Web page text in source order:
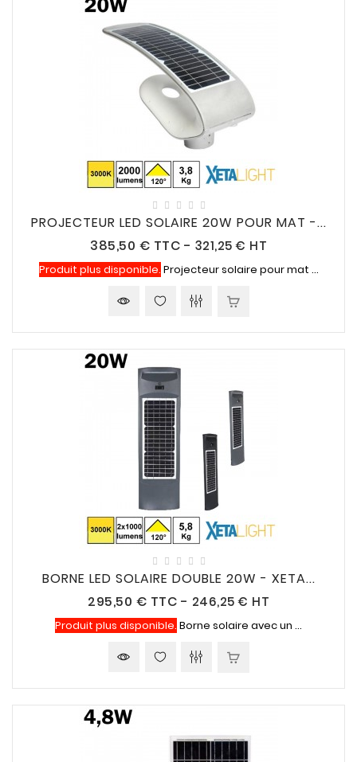
PROJECTEUR LED SOLAIRE 20W POUR MAT -...
385,50 € Prix
TTC - 321,25 € HT
Produit plus disponible. Projecteur solaire pour mat ...
BORNE LED SOLAIRE DOUBLE 20W - XETA...
295,50 € Prix
TTC - 246,25 € HT
Produit plus disponible. Borne solaire avec un ...